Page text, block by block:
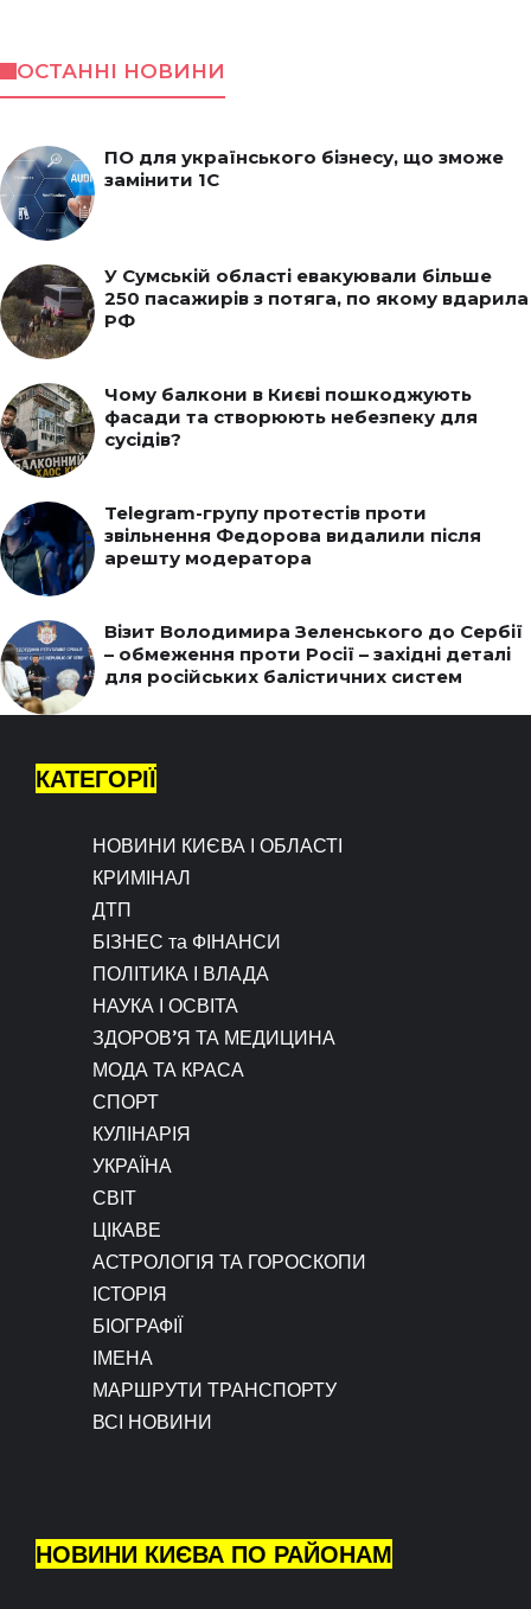
ОСТАННІ НОВИНИ
ПО для українського бізнесу, що зможе
замінити 1С
У Сумській області евакуювали більше
250 пасажирів з потяга, по якому вдарила
РФ
Чому балкони в Києві пошкоджують
фасади та створюють небезпеку для
сусідів?
Telegram-групу протестів проти
звільнення Федорова видалили після
арешту модератора
Візит Володимира Зеленського до Сербії
– обмеження проти Росії – західні деталі
для російських балістичних систем
КАТЕГОРІЇ
НОВИНИ КИЄВА І ОБЛАСТІ
КРИМІНАЛ
ДТП
БІЗНЕС та ФІНАНСИ
ПОЛІТИКА І ВЛАДА
НАУКА І ОСВІТА
ЗДОРОВ’Я ТА МЕДИЦИНА
МОДА ТА КРАСА
СПОРТ
КУЛІНАРІЯ
УКРАЇНА
СВІТ
ЦІКАВЕ
АСТРОЛОГІЯ ТА ГОРОСКОПИ
ІСТОРІЯ
БІОГРАФІЇ
ІМЕНА
МАРШРУТИ ТРАНСПОРТУ
ВСІ НОВИНИ
НОВИНИ КИЄВА ПО РАЙОНАМ